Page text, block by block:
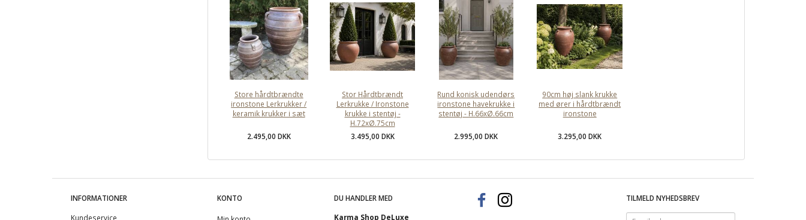
Store hårdtbrændte
ironstone Lerkrukker /
keramik krukker i sæt
2.495,00 DKK
Stor Hårdtbrændt
Lerkrukke / Ironstone
krukke i stentøj -
H.72xØ.75cm
3.495,00 DKK
Rund konisk udendørs
ironstone havekrukke i
stentøj - H.66xØ.66cm
2.995,00 DKK
90cm høj slank krukke
med ører i hårdtbrændt
ironstone
3.295,00 DKK
INFORMATIONER
Kundeservice
KONTO
DU HANDLER MED
Karma Shop DeLuxe
TILMELD NYHEDSBREV
Email-